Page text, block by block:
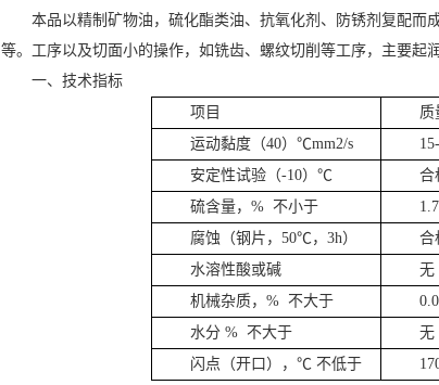
本品以精制矿物油，硫化酯类油、抗氧化剂、防锈剂复配
等。工序以及切面小的操作，如铣齿、螺纹切削等工序，主要起
一、技术指标
项目
质
运动黏度（40）℃mm2/s
安定性试验（-10）℃
合
硫含量，% 不小于
1.7
腐蚀（钢片，50℃，3h）
合
水溶性酸或碱
无
机械杂质，% 不大于
水分 % 不大于
无
闪点（开口），℃ 不低于